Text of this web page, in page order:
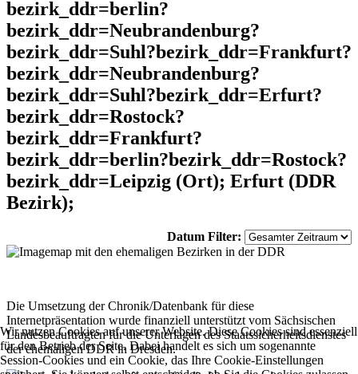
bezirk_ddr=berlin?
bezirk_ddr=Neubrandenburg?
bezirk_ddr=Suhl?bezirk_ddr=Frankfurt?
bezirk_ddr=Neubrandenburg?
bezirk_ddr=Suhl?bezirk_ddr=Erfurt?
bezirk_ddr=Rostock?
bezirk_ddr=Frankfurt?
bezirk_ddr=berlin?bezirk_ddr=Rostock?
bezirk_ddr=Leipzig (Ort); Erfurt (DDR
Bezirk);
Datum Filter:
Die Umsetzung der Chronik/Datenbank für diese
Internetpräsentation wurde finanziell unterstützt vom Sächsischen
Landesbeauftragten für die Unterlagen des Staatssicherheitsdienstes
der ehemaligen DDR in Dresden.
Wir nutzen Cookies auf unserer Website. Diese Cookies sind essenziell
für den Betrieb der Seite. Dabei handelt es sich um sogenannte
Session-Cookies und ein Cookie, das Ihre Cookie-Einstellungen